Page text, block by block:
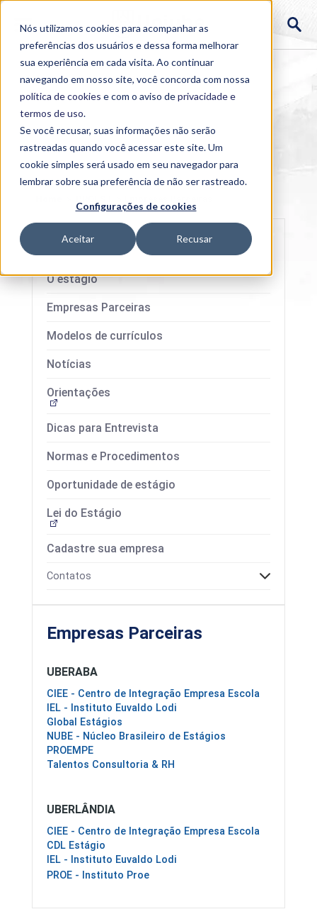
Nós utilizamos cookies para acompanhar as
preferências dos usuários e dessa forma melhorar
sua experiência em cada visita. Ao continuar
navegando em nosso site, você concorda com nossa
política de cookies e com o aviso deprivacidade e
termos de uso.
Se você recusar, suas informações não serão
rastreadas quando você acessar este site. Um
cookie simples será usado em seu navegador para
lembrar sobre sua preferência de não ser rastreado.
Configurações de cookies
Aceitar Recusar
O estágio
Empresas Parceiras
Modelos de currículos
Notícias
Orientações
Dicas para Entrevista
Normas e Procedimentos
Oportunidade de estágio
Lei do Estágio
Cadastre sua empresa
Contatos
Empresas Parceiras
UBERABA
CIEE - Centro de Integração Empresa Escola
IEL - Instituto Euvaldo Lodi
Global Estágios
NUBE - Núcleo Brasileiro de Estágios
PROEMPE
Talentos Consultoria & RH
UBERLÂNDIA
CIEE - Centro de Integração Empresa Escola
CDL Estágio
IEL - Instituto Euvaldo Lodi
PROE - Instituto Proe